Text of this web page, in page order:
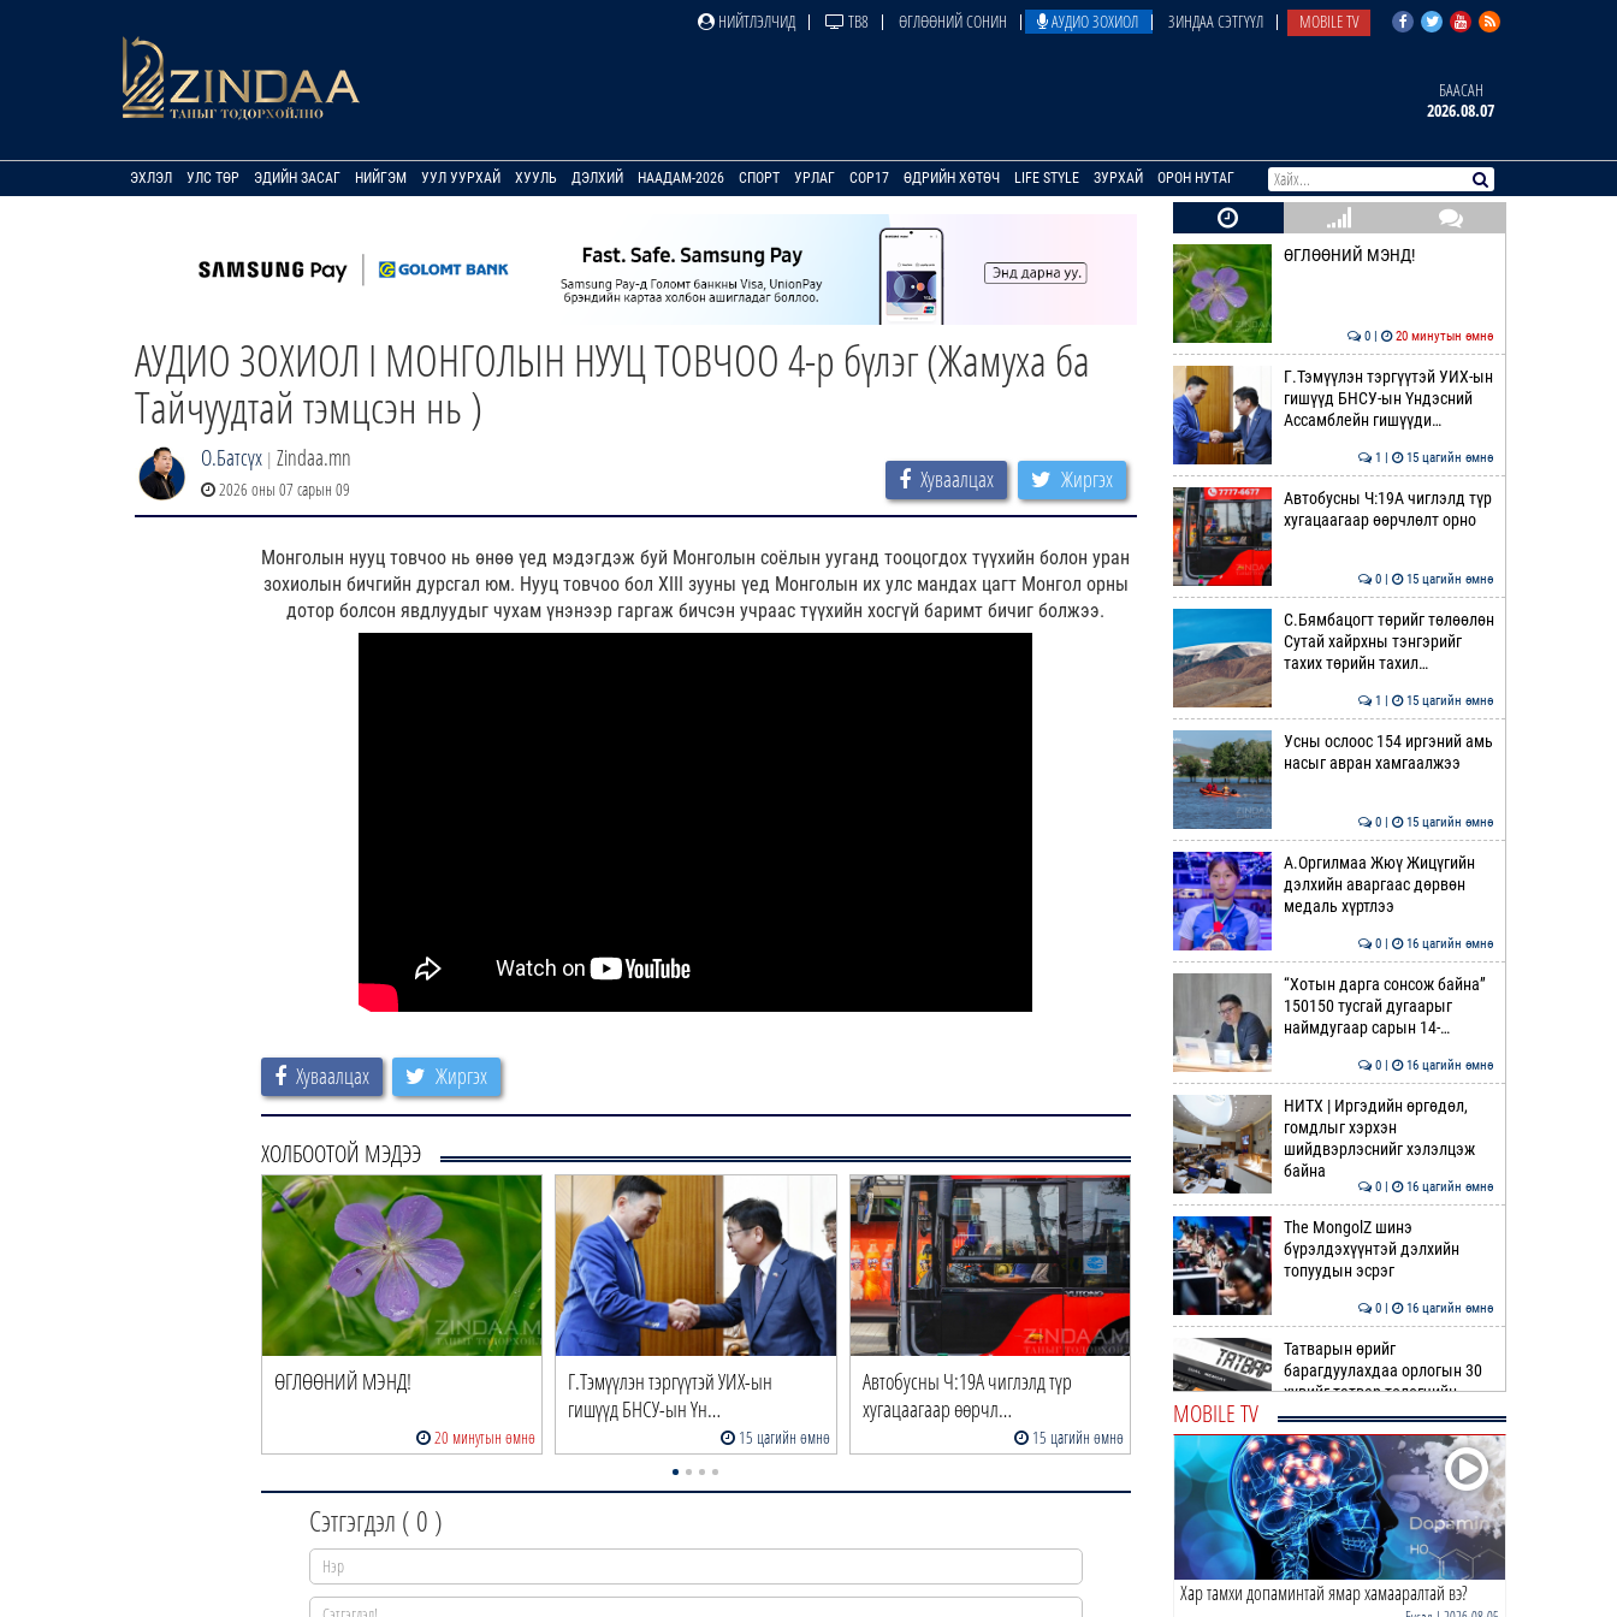
НИЙТЛЭЛЧИД ТВ8 ӨГЛӨӨНИЙ СОНИН АУДИО ЗОХИОЛ ЗИНДАА СЭТГҮҮЛ MOBILE TV
БААСАН
2026.08.07
ЭХЛЭЛ УЛС ТӨР ЭДИЙН ЗАСАГ НИЙГЭМ УУЛ УУРХАЙ ХУУЛЬ ДЭЛХИЙ НААДАМ-2026 СПОРТ УРЛАГ COP17 ӨДРИЙН ХӨТӨЧ LIFE STYLE ЗУРХАЙ ОРОН НУТАГ
АУДИО ЗОХИОЛ I МОНГОЛЫН НУУЦ ТОВЧОО 4-р бүлэг (Жамуха ба
Тайчуудтай тэмцсэн нь )
О.Батсүх | Zindaa.mn
2026 оны 07 сарын 09 Хуваалцах Жиргэх
Монголын нууц товчоо нь өнөө үед мэдэгдэж буй Монголын соёлын ууганд тооцогдох түүхийн болон уран
зохиолын бичгийн дурсгал юм. Нууц товчоо бол XIII зууны үед Монголын их улс мандах цагт Монгол орны
дотор болсон явдлуудыг чухам үнэнээр гаргаж бичсэн учраас түүхийн хосгүй баримт бичиг болжээ.
Хуваалцах Жиргэх
ХОЛБООТОЙ МЭДЭЭ
ӨГЛӨӨНИЙ МЭНД!
20 минутын өмнө
Г.Тэмүүлэн тэргүүтэй УИХ-ын
гишүүд БНСУ-ын Үн…
15 цагийн өмнө
Автобусны Ч:19А чиглэлд түр
хугацаагаар өөрчл…
15 цагийн өмнө
С.Бямбацогт төрийг төлөөлөн
Сутай хайрхны тэн…
15 цагийн өмнө
Усны ослоос 154
насыг авран хамга…
Сэтгэгдэл ( 0 )
ӨГЛӨӨНИЙ МЭНД!
0 | 20 минутын өмнө
Г.Тэмүүлэн тэргүүтэй УИХ-ын
гишүүд БНСУ-ын Үндэсний
Ассамблейн гишүүди…
1 | 15 цагийн өмнө
Автобусны Ч:19А чиглэлд түр
хугацаагаар өөрчлөлт орно
0 | 15 цагийн өмнө
С.Бямбацогт төрийг төлөөлөн
Сутай хайрхны тэнгэрийг
тахих төрийн тахил…
1 | 15 цагийн өмнө
Усны ослоос 154 иргэний амь
насыг авран хамгаалжээ
0 | 15 цагийн өмнө
А.Оргилмаа Жюү Жицүгийн
дэлхийн аваргаас дөрвөн
медаль хүртлээ
0 | 16 цагийн өмнө
“Хотын дарга сонсож байна”
150150 тусгай дугаарыг
наймдугаар сарын 14-…
0 | 16 цагийн өмнө
НИТХ | Иргэдийн өргөдөл,
гомдлыг хэрхэн
шийдвэрлэснийг хэлэлцэж
байна
0 | 16 цагийн өмнө
The MongolZ шинэ
бүрэлдэхүүнтэй дэлхийн
топуудын эсрэг
0 | 16 цагийн өмнө
Татварын өрийг
барагдуулахдаа орлогын 30
хувийг татвар төлөгчийн
мэдэл…
“Туул усан цогцолбор”
төслийн I шатны ТЭЗҮ-ийг
боловсруулах ажил 90 ху…
0 | 17 цагийн өмнө
Нийслэлийн иргэдийн
MOBILE TV
Хар тамхи допаминтай ямар хамааралтай вэ?